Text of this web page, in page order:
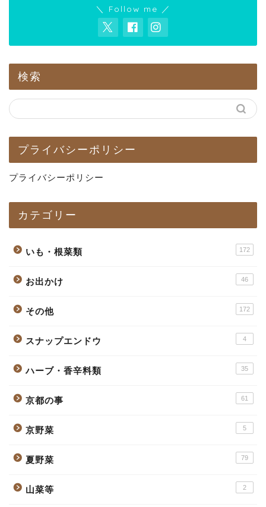
＼ Follow me ／
検索
プライバシーポリシー
プライバシーポリシー
カテゴリー
いも・根菜類 172
お出かけ 46
その他 172
スナップエンドウ 4
ハーブ・香辛料類 35
京都の事 61
京野菜 5
夏野菜 79
山菜等 2